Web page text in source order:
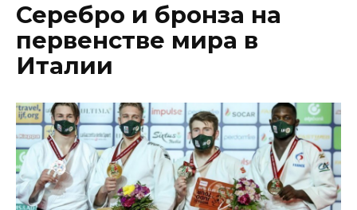
Серебро и бронза на
первенстве мира в
Италии